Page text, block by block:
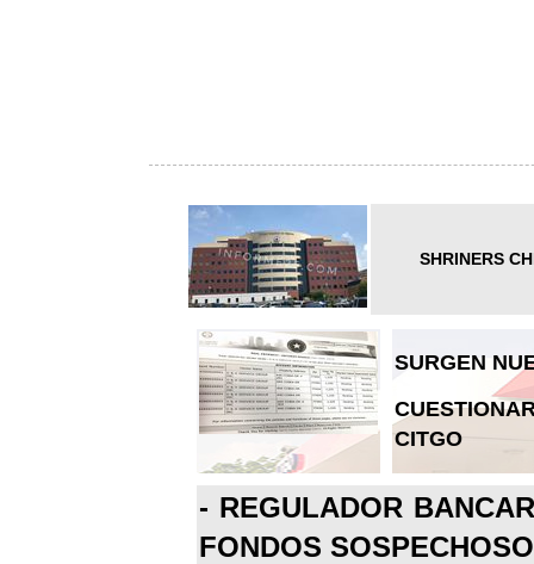
SHRINERS
SURGEN
CITGO
- REGULADOR
FONDOS